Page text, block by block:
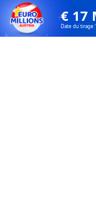
€ 17
Date du tirage: